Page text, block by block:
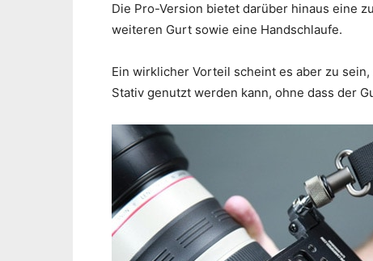
Die Pro-Version bietet darüber hinaus eine
weiteren Gurt sowie eine Handschlaufe.
Ein wirklicher Vorteil scheint es aber zu
Stativ genutzt werden kann, ohne dass der